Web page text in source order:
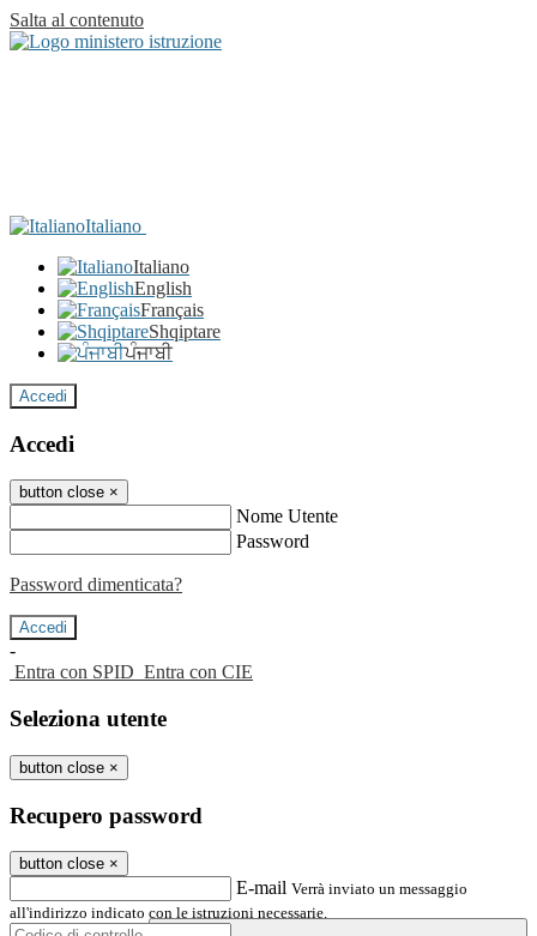
Salta al contenuto
Italiano
Italiano
English
Français
Shqiptare
ਪੰਜਾਬੀ
Accedi
Accedi
button close ×
Nome Utente
Password
Password dimenticata?
-
Entra con SPID Entra con CIE
Seleziona utente
button close ×
Recupero password
button close ×
E-mail Verrà inviato un messaggio
all'indirizzo indicato con le istruzioni necessarie.